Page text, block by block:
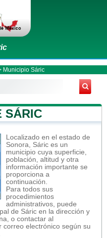
Municipio Sáric
SÁRIC
Localizado en el estado de
Sonora, Sáric es un
municipio cuya superficie,
población, altitud y otra
información importante se
proporciona a
continuación.
Para todos sus
procedimientos
administrativos, puede
de Sáric en la dirección y
o contactar al
electrónico según su